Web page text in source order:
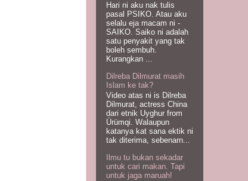
Hari ni aku nak tulis
pasal PSIKO. Atau aku
selalu eja macam ni -
SAIKO. Saiko ni adalah
satu penyakit yang tak
boleh sembuh.
Kurangkan ...
Dilreba Dilmurat masih
Islam ke tak?
Video atas ni is Dilreba
Dilmurat, actress China
dari etnik Uyghur from
Ürümqi. Walaupun
katanya kat sana ektik ni
tak diterima, sebenarn...
Ilmu tu bukan sekadar
untuk cari makan. Tapi
untuk jaga maruah!